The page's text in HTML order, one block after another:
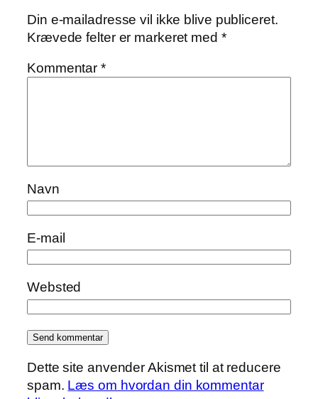
Din e-mailadresse vil ikke blive publiceret.
Krævede felter er markeret med *
Kommentar*
Navn
E-mail
Websted
Dette site anvender Akismet til at reducere
spam. Læs om hvordan din kommentar